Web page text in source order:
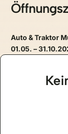
Auto & Traktor
01.05. –
alle